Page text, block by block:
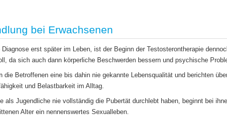
bei Erwachsenen
Diagnose erst später im Leben, ist der Beginn der Testosterontherapie
da sich auch dann körperliche Beschwerden bessern und psychische
die Betroffenen eine bis dahin nie gekannte Lebensqualität und berichten
und Belastbarkeit im Alltag.
als Jugendliche nie vollständig die Pubertät durchlebt haben, beginnt bei
Alter ein nennenswertes Sexualleben.